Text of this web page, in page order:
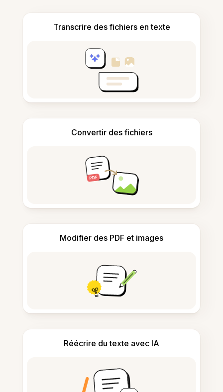
Transcrire des fichiers en texte
Convertir des fichiers
Modifier des PDF et images
Réécrire du texte avec IA